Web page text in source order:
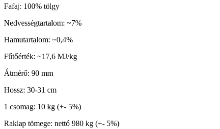
Fafaj: 100% tölgy
Nedvességtartalom: ~7%
Hamutartalom: ~0,4%
Fűtőérték: ~17,6 MJ/kg
Átmérő: 90 mm
Hossz: 30-31 cm
1 csomag: 10 kg (+- 5%)
Raklap tömege: nettó 980 kg (+- 5%)